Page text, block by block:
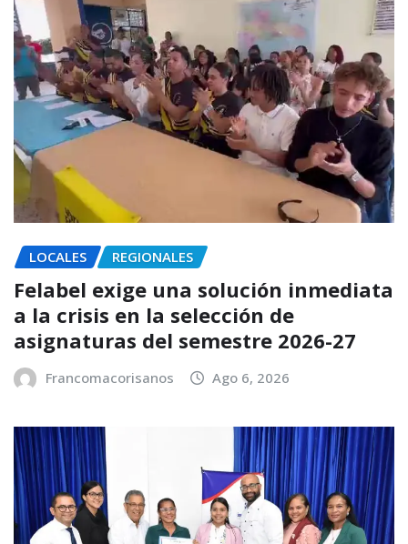
LOCALES REGIONALES
Felabel exige una solución inmediata
a la crisis en la selección de
asignaturas del semestre 2026-27
Francomacorisanos Ago 6, 2026